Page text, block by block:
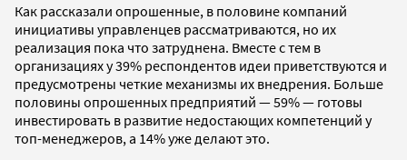
Как рассказали опрошенные, в половине компаний
инициативы управленцев рассматриваются, но их
реализация пока что затруднена. Вместе с тем в
организациях у 39% респондентов идеи приветствуются и
предусмотрены четкие механизмы их внедрения. Больше
половины опрошенных предприятий — 59% — готовы
инвестировать в развитие недостающих компетенций у
топ-менеджеров, а 14% уже делают это.